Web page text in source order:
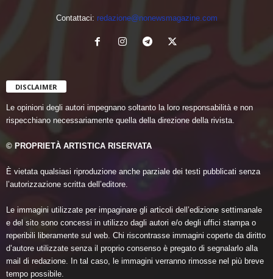
Contattaci: redazione@nonewsmagazine.com
DISCLAIMER
Le opinioni degli autori impegnano soltanto la loro responsabilità e non
rispecchiano necessariamente quella della direzione della rivista.
© PROPRIETÀ ARTISTICA RISERVATA
È vietata qualsiasi riproduzione anche parziale dei testi pubblicati senza
l’autorizzazione scritta dell’editore.
Le immagini utilizzate per impaginare gli articoli dell’edizione settimanale
e del sito sono concessi in utilizzo dagli autori e/o degli uffici stampa o
reperibili liberamente sul web. Chi riscontrasse immagini coperte da diritto
d’autore utilizzate senza il proprio consenso è pregato di segnalarlo alla
mail di redazione. In tal caso, le immagini verranno rimosse nel più breve
tempo possibile.